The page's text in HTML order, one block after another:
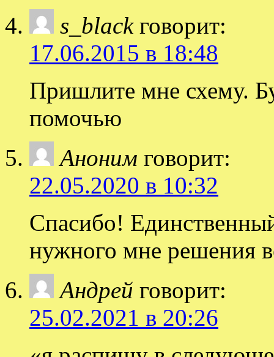
s_black говорит:
17.06.2015 в 18:48
Пришлите мне схему.
помочью
Аноним говорит:
22.05.2020 в 10:32
Спасибо!
нужного мне решения
Андрей говорит:
25.02.2021 в 20:26